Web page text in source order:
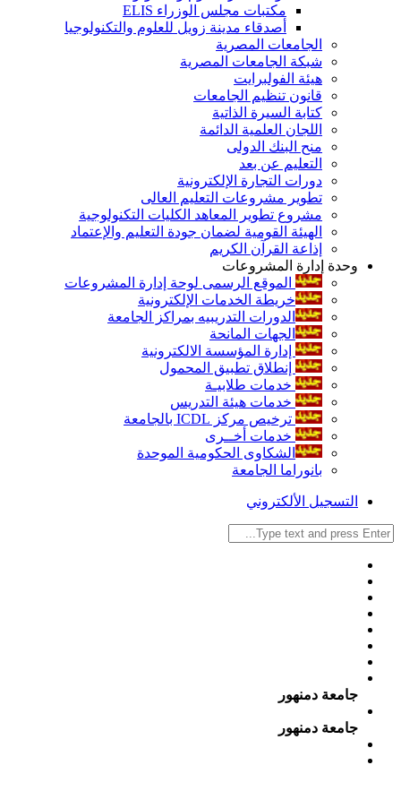
مكتبات مجلس الوزراء ELIS
أصدقاء مدينة زويل للعلوم والتكنولوجيا
الجامعات المصرية
شبكة الجامعات المصرية
هيئة الفولبرايت
قانون تنظيم الجامعات
كتابة السيرة الذاتية
اللجان العلمية الدائمة
منح البنك الدولى
التعليم عن بعد
دورات التجارة الإلكترونية
تطوير مشروعات التعليم العالى
مشروع تطوير المعاهد الكليات التكنولوجية
الهيئة القومية لضمان جودة التعليم والإعتماد
إذاعة القرآن الكريم
وحدة إدارة المشروعات
الموقع الرسمى لوحة إدارة المشروعات
خريطة الخدمات الإلكترونية
الدورات التدريبيه بمراكز الجامعة
الجهات المانحة
إدارة المؤسسة الالكترونية
إنطلاق تطبيق المحمول
خدمات طلابيـة
خدمات هيئة التدريس
ترخيص مركز ICDL بالجامعة
خدمات أخــرى
الشكاوى الحكومية الموحدة
بانوراما الجامعة
التسجيل الألكتروني
جامعة دمنهور
جامعة دمنهور